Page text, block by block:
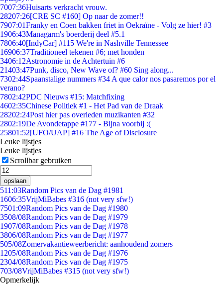
7007:36Huisarts verkracht vrouw.
28207:26[CRE SC #160] Op naar de zomer!!
7907:01Franky en Coen bakken friet in Oekraïne - Volg ze hier! #3
1906:43Managarm's boerderij deel #5.1
7806:40[IndyCar] #115 We're in Nashville Tennessee
16906:37Traditioneel tekenen #6; met honden
3406:12Astronomie in de Achtertuin #6
21403:47Punk, disco, New Wave of? #60 Sing along...
7302:44Spaanstalige nummers #34 A que calor nos pasaremos por el
verano?
7802:42PDC Nieuws #15: Matchfixing
4602:35Chinese Politiek #1 - Het Pad van de Draak
28202:24Post hier pas overleden muzikanten #32
2802:19De Avondetappe #177 - Bijna voorbij :(
25801:52[UFO/UAP] #16 The Age of Disclosure
Leuke lijstjes
Leuke lijstjes
Scrollbar gebruiken
opslaan
511:03Random Pics van de Dag #1981
1606:35VrijMiBabes #316 (not very sfw!)
7501:09Random Pics van de Dag #1980
3508/08Random Pics van de Dag #1979
1907/08Random Pics van de Dag #1978
3806/08Random Pics van de Dag #1977
505/08Zomervakantieweerbericht: aanhoudend zomers
1205/08Random Pics van de Dag #1976
2304/08Random Pics van de Dag #1975
703/08VrijMiBabes #315 (not very sfw!)
Opmerkelijk